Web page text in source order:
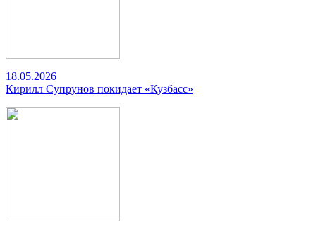
18.05.2026
Кирилл Супрунов покидает «Кузбасс»